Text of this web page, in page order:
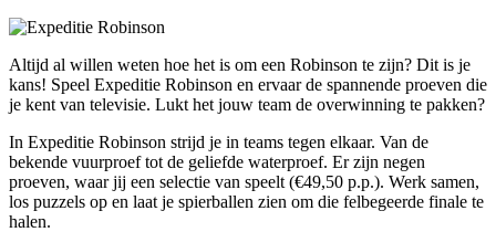
Altijd al willen weten hoe het is om een Robinson te zijn? Dit is je
kans! Speel Expeditie Robinson en ervaar de spannende proeven die
je kent van televisie. Lukt het jouw team de overwinning te pakken?
In Expeditie Robinson strijd je in teams tegen elkaar. Van de
bekende vuurproef tot de geliefde waterproef. Er zijn negen
proeven, waar jij een selectie van speelt (€49,50 p.p.). Werk samen,
los puzzels op en laat je spierballen zien om die felbegeerde finale te
halen.